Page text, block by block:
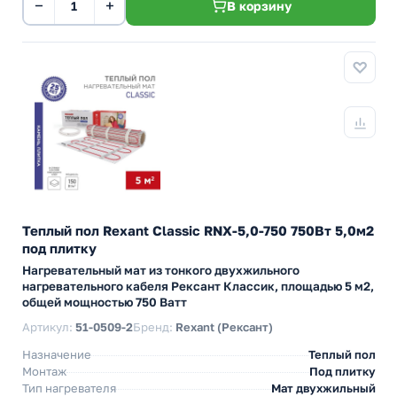
− + В корзину
Теплый пол Rexant Classic RNX-5,0-750 750Вт 5,0м2
под плитку
Нагревательный мат из тонкого двухжильного
нагревательного кабеля Рексант Классик, площадью 5 м2,
общей мощностью 750 Ватт
Артикул: 51-0509-2Бренд: Rexant (Рексант)
Назначение
Теплый пол
Монтаж
Под плитку
Тип нагревателя
Мат двухжильный